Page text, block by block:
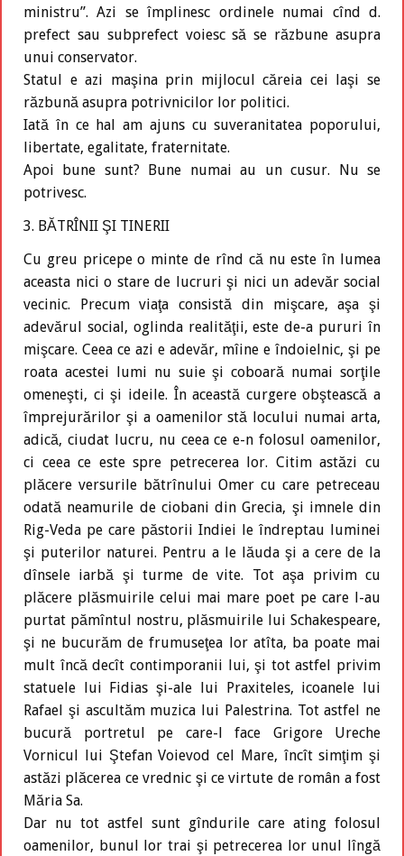
ministru”. Azi se împlinesc ordinele numai cînd d.
prefect sau subprefect voiesc să se răzbune asupra
unui conservator.
Statul e azi maşina prin mijlocul căreia cei laşi se
răzbună asupra potrivnicilor lor politici.
Iată în ce hal am ajuns cu suveranitatea poporului,
libertate, egalitate, fraternitate.
Apoi bune sunt? Bune numai au un cusur. Nu se
potrivesc.
3. BĂTRÎNII ŞI TINERII
Cu greu pricepe o minte de rînd că nu este în lumea
aceasta nici o stare de lucruri şi nici un adevăr social
vecinic. Precum viaţa consistă din mişcare, aşa şi
adevărul social, oglinda realităţii, este de-a pururi în
mişcare. Ceea ce azi e adevăr, mîine e îndoielnic, şi pe
roata acestei lumi nu suie şi coboară numai sorţile
omeneşti, ci şi ideile. În această curgere obştească a
împrejurărilor şi a oamenilor stă locului numai arta,
adică, ciudat lucru, nu ceea ce e-n folosul oamenilor,
ci ceea ce este spre petrecerea lor. Citim astăzi cu
plăcere versurile bătrînului Omer cu care petreceau
odată neamurile de ciobani din Grecia, şi imnele din
Rig-Veda pe care păstorii Indiei le îndreptau luminei
şi puterilor naturei. Pentru a le lăuda şi a cere de la
dînsele iarbă şi turme de vite. Tot aşa privim cu
plăcere plăsmuirile celui mai mare poet pe care l-au
purtat pămîntul nostru, plăsmuirile lui Schakespeare,
şi ne bucurăm de frumuseţea lor atîta, ba poate mai
mult încă decît contimporanii lui, şi tot astfel privim
statuele lui Fidias şi-ale lui Praxiteles, icoanele lui
Rafael şi ascultăm muzica lui Palestrina. Tot astfel ne
bucură portretul pe care-l face Grigore Ureche
Vornicul lui Ştefan Voievod cel Mare, încît simţim şi
astăzi plăcerea ce vrednic şi ce virtute de român a fost
Măria Sa.
Dar nu tot astfel sunt gîndurile care ating folosul
oamenilor, bunul lor trai şi petrecerea lor unul lîngă